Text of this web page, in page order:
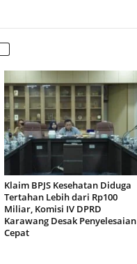
Klaim BPJS Kesehatan Diduga
Tertahan Lebih dari Rp100
Miliar, Komisi IV DPRD
Karawang Desak Penyelesaian
Cepat